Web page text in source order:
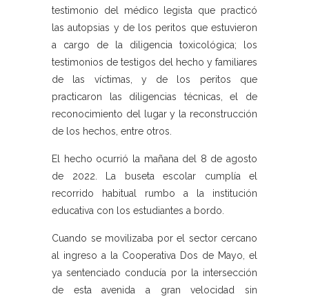
testimonio del médico legista que practicó
las autopsias y de los peritos que estuvieron
a cargo de la diligencia toxicológica; los
testimonios de testigos del hecho y familiares
de las víctimas, y de los peritos que
practicaron las diligencias técnicas, el de
reconocimiento del lugar y la reconstrucción
de los hechos, entre otros.
El hecho ocurrió la mañana del 8 de agosto
de 2022. La buseta escolar cumplía el
recorrido habitual rumbo a la institución
educativa con los estudiantes a bordo.
Cuando se movilizaba por el sector cercano
al ingreso a la Cooperativa Dos de Mayo, el
ya sentenciado conducía por la intersección
de esta avenida a gran velocidad sin